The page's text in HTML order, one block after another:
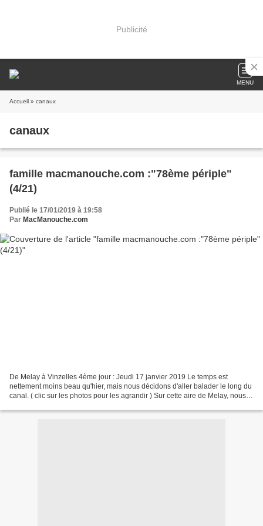
Publicité
MENU
Accueil » canaux
canaux
famille macmanouche.com :"78ème périple"
(4/21)
Publié le 17/01/2019 à 19:58
Par MacManouche.com
De Melay à Vinzelles 4ème jour : Jeudi 17 janvier 2019 Le temps est
nettement moins beau qu'hier, mais nous décidons d'aller balader le long du
canal. ( clic sur les photos pour les agrandir ) Sur cette aire de Melay, nous